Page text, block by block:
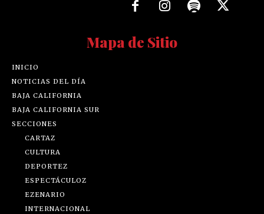
Mapa de Sitio
INICIO
NOTICIAS DEL DÍA
BAJA CALIFORNIA
BAJA CALIFORNIA SUR
SECCIONES
CARTAZ
CULTURA
DEPORTEZ
ESPECTÁCULOZ
EZENARIO
INTERNACIONAL